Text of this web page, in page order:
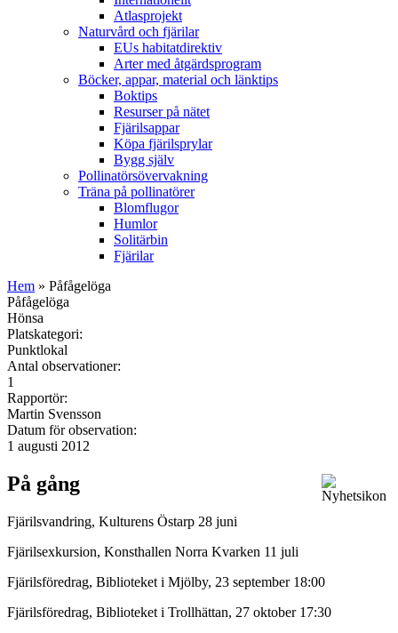
Atlasprojekt
Naturvård och fjärilar
EUs habitatdirektiv
Arter med åtgärdsprogram
Böcker, appar, material och länktips
Boktips
Resurser på nätet
Fjärilsappar
Köpa fjärilsprylar
Bygg själv
Pollinatörsövervakning
Träna på pollinatörer
Blomflugor
Humlor
Solitärbin
Fjärilar
Hem » Påfågelöga
Påfågelöga
Hönsa
Platskategori:
Punktlokal
Antal observationer:
1
Rapportör:
Martin Svensson
Datum för observation:
1 augusti 2012
På gång
Fjärilsvandring, Kulturens Östarp 28 juni
Fjärilsexkursion, Konsthallen Norra Kvarken 11 juli
Fjärilsföredrag, Biblioteket i Mjölby, 23 september 18:00
Fjärilsföredrag, Biblioteket i Trollhättan, 27 oktober 17:30